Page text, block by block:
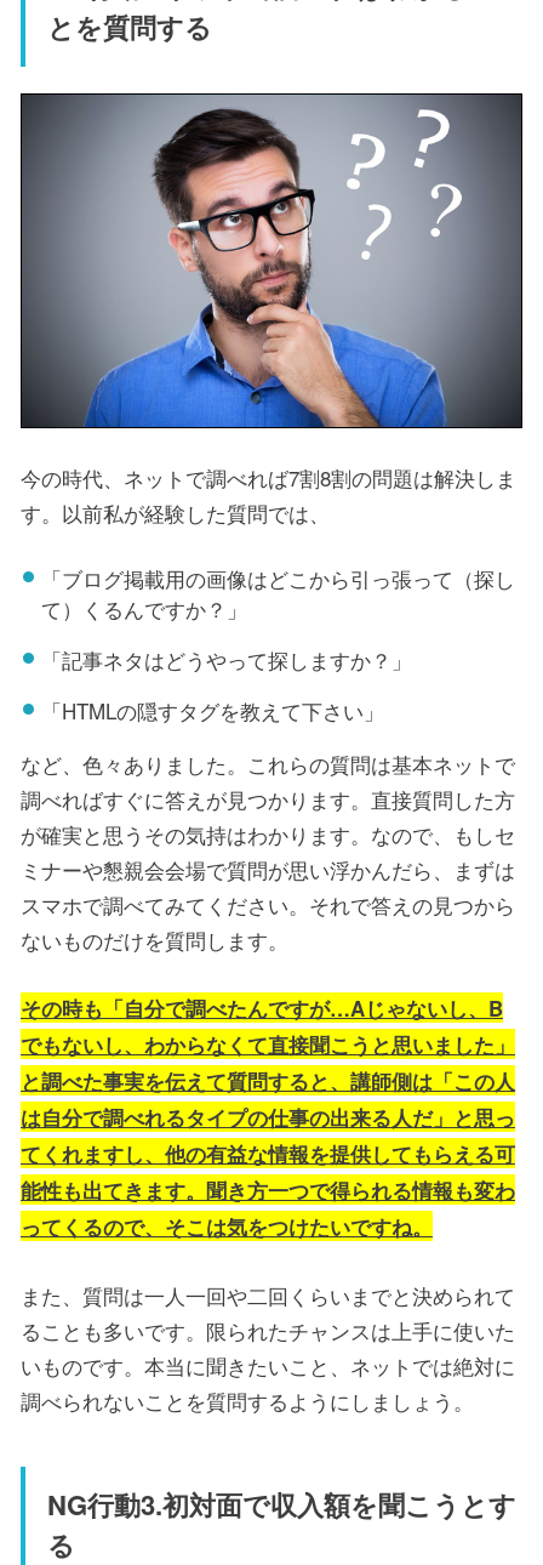
とを質問する
今の時代、ネットで調べれば7割8割の問題は解決しま
す。以前私が経験した質問では、
「ブログ掲載用の画像はどこから引っ張って（探し
て）くるんですか？」
「記事ネタはどうやって探しますか？」
「HTMLの隠すタグを教えて下さい」
など、色々ありました。これらの質問は基本ネットで
調べればすぐに答えが見つかります。直接質問した方
が確実と思うその気持はわかります。なので、もしセ
ミナーや懇親会会場で質問が思い浮かんだら、まずは
スマホで調べてみてください。それで答えの見つから
ないものだけを質問します。
その時も「自分で調べたんですが…Aじゃないし、B
でもないし、わからなくて直接聞こうと思いました」
と調べた事実を伝えて質問すると、講師側は「この人
は自分で調べれるタイプの仕事の出来る人だ」と思っ
てくれますし、他の有益な情報を提供してもらえる可
能性も出てきます。聞き方一つで得られる情報も変わ
ってくるので、そこは気をつけたいですね。
また、質問は一人一回や二回くらいまでと決められて
ることも多いです。限られたチャンスは上手に使いた
いものです。本当に聞きたいこと、ネットでは絶対に
調べられないことを質問するようにしましょう。
NG行動3.初対面で収入額を聞こうとす
る